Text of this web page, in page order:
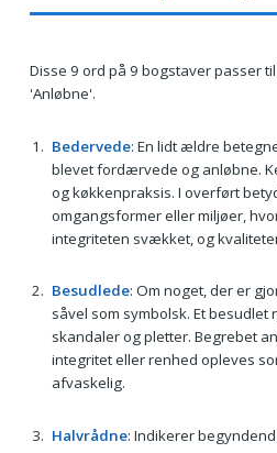
Disse 9 ord på 9 bogstaver passer
'Anløbne'.
Bedervede: En lidt ældre
blevet fordærvede og anløbne.
og køkkenpraksis. I overført
omgangsformer eller miljøer,
integriteten svækket, og
Besudlede: Om noget, der er
såvel som symbolsk. Et
skandaler og pletter. Begrebet
integritet eller renhed opleves
afvaskelig.
Halvrådne: Indikerer